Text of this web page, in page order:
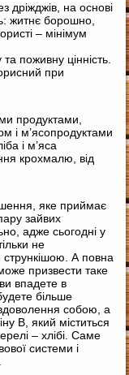
дріжджів, на основі
житнє борошно,
– мінімум
поживну цінність.
при
продуктами,
і м’ясопродуктами
і м’яса
крохмалю, від
яке приймає
зайвих
адже сьогодні у
не
А повна
призвести таке
впадете в
більше
собою, а
В, який міститься
– хлібі. Саме
системи і